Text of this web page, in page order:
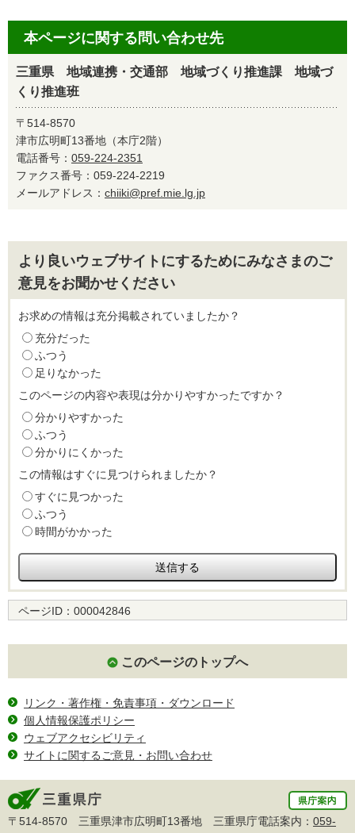
本ページに関する問い合わせ先
三重県 地域連携・交通部 地域づくり推進課 地域づ
くり推進班
〒514-8570
津市広明町13番地（本庁2階）
電話番号： 059-224-2351
ファクス番号：059-224-2219
メールアドレス： chiiki@pref.mie.lg.jp
より良いウェブサイトにするためにみなさまのご
意見をお聞かせください
お求めの情報は充分掲載されていましたか？
充分だった
ふつう
足りなかった
このページの内容や表現は分かりやすかったですか？
分かりやすかった
ふつう
分かりにくかった
この情報はすぐに見つけられましたか？
すぐに見つかった
ふつう
時間がかかった
ページID： 000042846
このページのトップへ
リンク・著作権・免責事項・ダウンロード
個人情報保護ポリシー
ウェブアクセシビリティ
サイトに関するご意見・お問い合わせ
〒514-8570 三重県津市広明町13番地 三重県庁電話案内： 059-